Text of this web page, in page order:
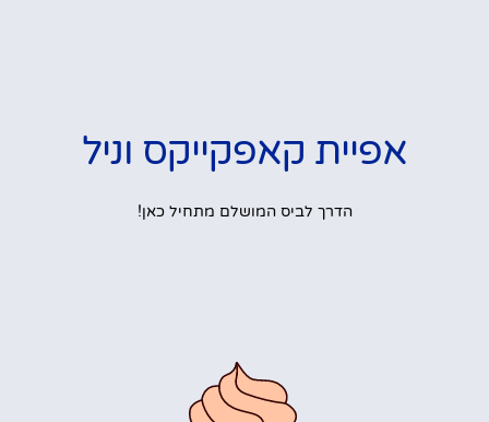
אפיית קאפקייקס וניל
הדרך לביס המושלם מתחיל כאן!